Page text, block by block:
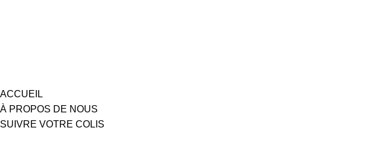
ACCUEIL
À PROPOS DE NOUS
SUIVRE VOTRE COLIS